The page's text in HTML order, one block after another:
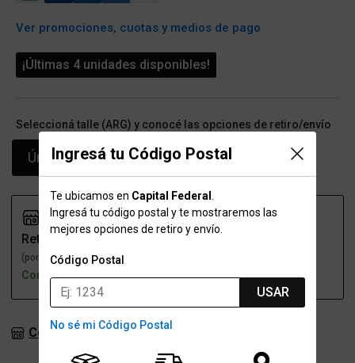
Ingresá tu Código Postal
Te ubicamos en Capital Federal
Ingresá tu código postal y te mostraremos las
mejores opciones de retiro y envío.
Código Postal
USAR
No sé mi Código Postal
Ver promociones, cuotas y medios de pago
¡Últimas 4 unidades disponibles!
Seleccioná talle (ARG) y conocé las opciones de retiro/envío
Único
Retiro
(por una sucursal)
Con stock
Envío
Con stock
Consultar stock en sucursales